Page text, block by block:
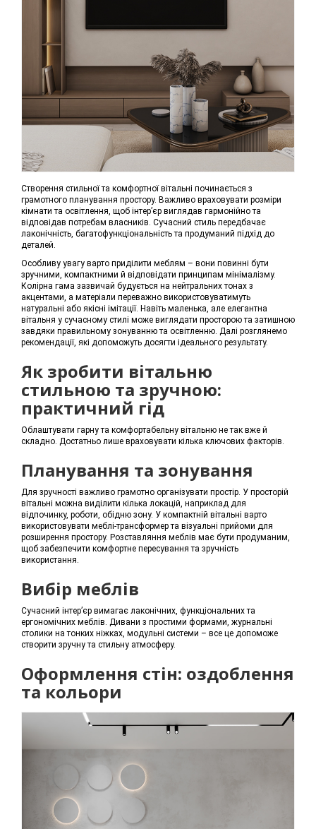
Створення стильної та комфортної вітальні починається з
грамотного планування простору. Важливо враховувати розміри
кімнати та освітлення, щоб інтер’єр виглядав гармонійно та
відповідав потребам власників. Сучасний стиль передбачає
лаконічність, багатофункціональність та продуманий підхід до
деталей.
Особливу увагу варто приділити меблям – вони повинні бути
зручними, компактними й відповідати принципам мінімалізму.
Колірна гама зазвичай будується на нейтральних тонах з
акцентами, а матеріали переважно використовуватимуть
натуральні або якісні імітації. Навіть маленька, але елегантна
вітальня у сучасному стилі може виглядати просторою та затишною
завдяки правильному зонуванню та освітленню. Далі розглянемо
рекомендації, які допоможуть досягти ідеального результату.
Як зробити вітальню
стильною та зручною:
практичний гід
Облаштувати гарну та комфортабельну вітальню не так вже й
складно. Достатньо лише враховувати кілька ключових факторів.
Планування та зонування
Для зручності важливо грамотно організувати простір. У просторій
вітальні можна виділити кілька локацій, наприклад для
відпочинку, роботи, обідню зону. У компактній вітальні варто
використовувати меблі-трансформер та візуальні прийоми для
розширення простору. Розставляння меблів має бути продуманим,
щоб забезпечити комфортне пересування та зручність
використання.
Вибір меблів
Сучасний інтер’єр вимагає лаконічних, функціональних та
ергономічних меблів. Дивани з простими формами, журнальні
столики на тонких ніжках, модульні системи – все це допоможе
створити зручну та стильну атмосферу.
Оформлення стін: оздоблення
та кольори